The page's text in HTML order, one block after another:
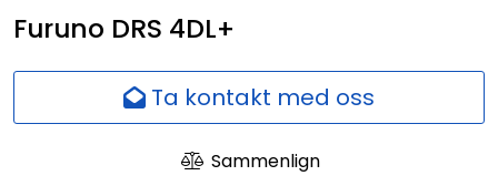
Furuno DRS 4DL+
Ta kontakt med oss
Sammenlign